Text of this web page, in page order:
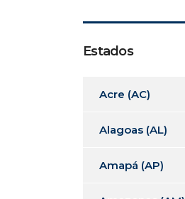
Estados
Acre (AC)
Alagoas (AL)
Amapá (AP)